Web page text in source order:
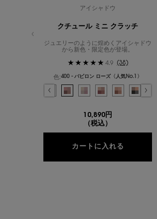
アイシャドウ
クチュール ミニ クラッチ
ジュエリーのように煌めくアイシャドウ
から新色・限定色が登場。
4.9 (38)
色:400 - バビロン ローズ〈人気No.1〉
色を選択してください {1} の場合
100 - ストラ ドールズ のカラー クチュール ミニ クラッチ
200 - ギリーズ ドリーム のカラー クチュール ミニ
選択済み
300 - カスバ スパイシーズ のカラー クチュ
選択済み
310 - エキゾチック ミラージュ のカラ
400 - バビロン ローズ〈人気
選択済み
410 - フォービドゥン ウ
選択済み
500 - メディナ グ
選択済み
600 - スポン
選択済み
700 -
10,890円
（税込）
カートに入れる クチュ